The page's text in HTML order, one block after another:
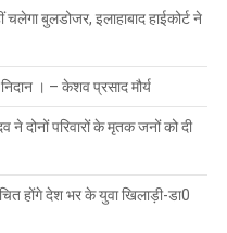
बुलडोजर, इलाहाबाद हाईकोर्ट ने
। – केशव प्रसाद मौर्य
ने दोनों परिवारों के मृतक जनों को दी
होंगे देश भर के युवा खिलाड़ी-डा0